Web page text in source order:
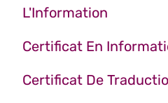
L'Information
Certificat En
Certificat De